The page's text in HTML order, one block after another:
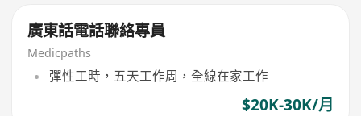
廣東話電話聯絡專員
Medicpaths
彈性工時，五天工作周，全線在家工作
$20K-30K/月